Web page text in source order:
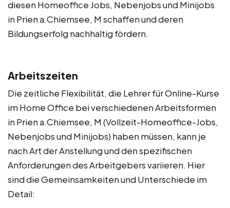
diesen Homeoffice Jobs, Nebenjobs und Minijobs
in Prien a.Chiemsee, M schaffen und deren
Bildungserfolg nachhaltig fördern.
Arbeitszeiten
Die zeitliche Flexibilität, die Lehrer für Online-Kurse
im Home Office bei verschiedenen Arbeitsformen
in Prien a.Chiemsee, M (Vollzeit-Homeoffice-Jobs,
Nebenjobs und Minijobs) haben müssen, kann je
nach Art der Anstellung und den spezifischen
Anforderungen des Arbeitgebers variieren. Hier
sind die Gemeinsamkeiten und Unterschiede im
Detail: